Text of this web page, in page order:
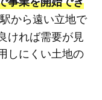
から遠い立地で
ければ需要が見
しにくい土地の